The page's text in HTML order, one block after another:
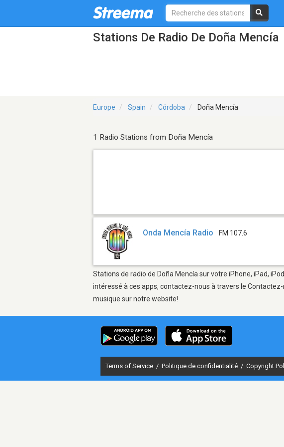
Stations De Radio De Doña Mencía
Europe Spain Córdoba Doña Mencía
1 Radio Stations from Doña Mencía
Onda Mencía Radio FM 107.6
Stations de radio de Doña Mencía sur votre iPhone, iPad,
intéressé à ces apps, contactez-nous à travers le
musique sur notre website!
Terms of Service / Politique de confidentialité / Copyright